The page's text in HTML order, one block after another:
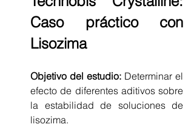
Caso práctico con
Lisozima
Objetivo del estudio: Determinar el
efecto de diferentes aditivos sobre
la estabilidad de soluciones de
lisozima.